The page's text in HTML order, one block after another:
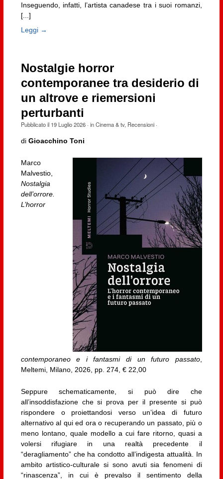
Inseguendo, infatti, l’artista canadese tra i suoi romanzi,
[...]
Leggi →
Nostalgie horror
contemporanee tra desiderio di
un altrove e riemersioni
perturbanti
Pubblicato il 19 Luglio 2026· inCinema & tv, Recensioni·
di Gioacchino Toni
Marco
Malvestio,
Nostalgia
dell’orrore.
L’horror
contemporaneo e i fantasmi di un futuro passato,
Meltemi, Milano, 2026, pp. 274, € 22,00
Seppure schematicamente, si può dire che
all’insoddisfazione che si prova per il presente si può
rispondere o proiettandosi verso un’idea di futuro
alternativo al qui ed ora o recuperando un passato, più o
meno lontano, quale modello a cui fare ritorno, quasi a
volersi rifugiare in una realtà precedente il
“deragliamento” che ha condotto all’indigesta attualità. In
ambito artistico-culturale si sono avuti sia fenomeni di
“rinascenza”, in cui è prevalso il sentimento della